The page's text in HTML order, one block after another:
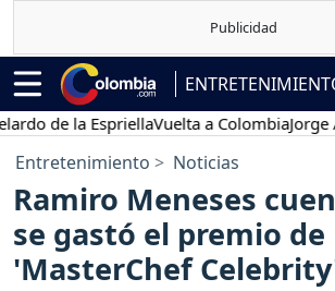
la EspriellaVuelta a ColombiaJorge
Entretenimiento Noticias
Ramiro Meneses
se gastó el premio de
'MasterChef